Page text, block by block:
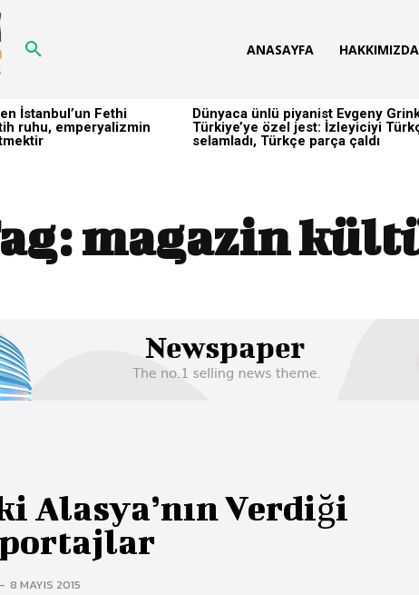
ANASAYFA HAKKIMIZDA
İstanbul’un Fethi
ruhu, emperyalizmin
Dünyaca ünlü piyanist Evgeny
Türkiye’ye özel jest: İzleyiciyi
selamladı, Türkçe parça çaldı
magazin
Alasya’nın Verdiği
- 8 MAYIS 2015